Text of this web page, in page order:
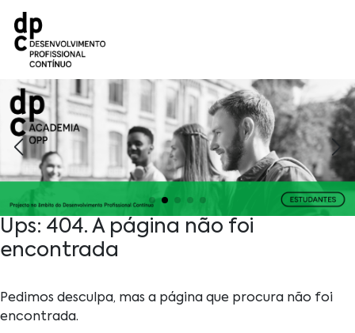
#
Saber
mais
Ups: 404. A página não foi
encontrada
Pedimos desculpa, mas a página que procura não foi
encontrada.